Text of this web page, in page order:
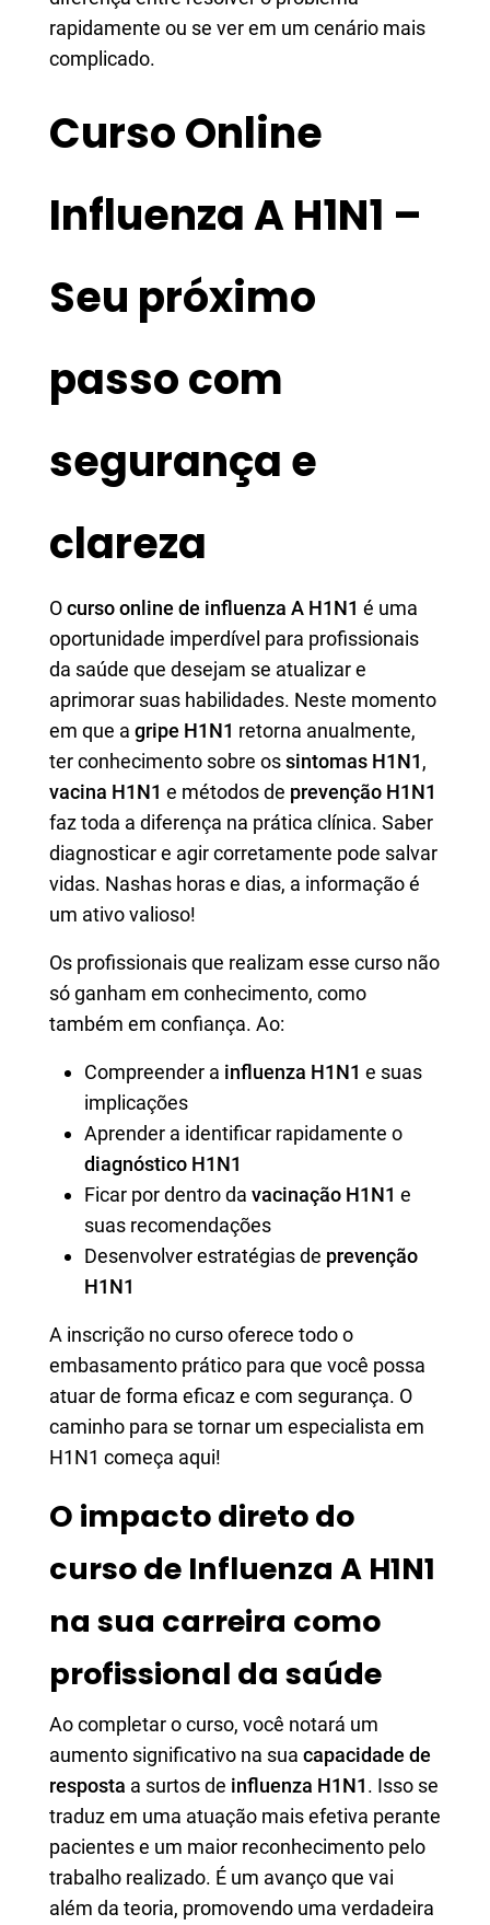
rapidamente ou se ver em um cenário mais
complicado.
Curso Online
Influenza A H1N1 –
Seu próximo
passo com
segurança e
clareza
Ocurso online de influenza A H1N1 é uma
oportunidade imperdível para profissionais
da saúde que desejam se atualizar e
aprimorar suas habilidades. Neste momento
em que a gripe H1N1 retorna anualmente,
ter conhecimento sobre ossintomas H1N1,
vacina H1N1 e métodos de prevenção H1N1
faz toda a diferença na prática clínica. Saber
diagnosticar e agir corretamente pode salvar
vidas. Nashas horas e dias, a informação é
um ativo valioso!
Os profissionais que realizam esse curso não
só ganham em conhecimento, como
também em confiança. Ao:
Compreender a influenza H1N1 e suas
implicações
Aprender a identificar rapidamente o
diagnóstico H1N1
Ficar por dentro da vacinação H1N1 e
suas recomendações
Desenvolver estratégias de prevenção
H1N1
A inscrição no curso oferece todo o
embasamento prático para que você possa
atuar de forma eficaz e com segurança. O
caminho para se tornar um especialista em
H1N1 começa aqui!
O impacto direto do
curso de Influenza A H1N1
na sua carreira como
profissional da saúde
Ao completar o curso, você notará um
aumento significativo na sua capacidade de
resposta a surtos de influenza H1N1. Isso se
traduz em uma atuação mais efetiva perante
pacientes e um maior reconhecimento pelo
trabalho realizado. É um avanço que vai
além da teoria, promovendo uma verdadeira